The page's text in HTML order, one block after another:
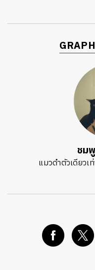
ชม
แมวดำตัวเดียว